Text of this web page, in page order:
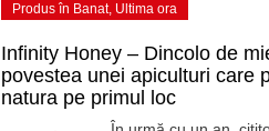
Produs în Banat, Ultima ora
Infinity Honey – Dincolo de
povestea unei apiculturi care
natura pe primul loc